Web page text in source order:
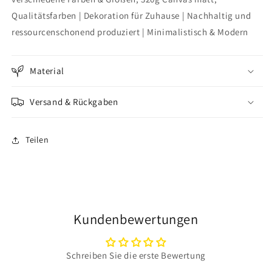
Qualitätsfarben | Dekoration für Zuhause | Nachhaltig und
ressourcenschonend produziert | Minimalistisch & Modern
Material
Versand & Rückgaben
Teilen
Kundenbewertungen
Schreiben Sie die erste Bewertung